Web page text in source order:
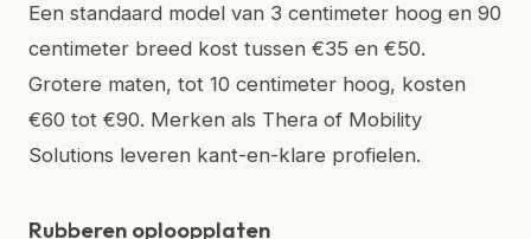
Een standaard model van 3 centimeter hoog en 90
centimeter breed kost tussen €35 en €50.
Grotere maten, tot 10 centimeter hoog, kosten
€60 tot €90. Merken als Thera of Mobility
Solutions leveren kant-en-klare profielen.
Rubberen oploopplaten